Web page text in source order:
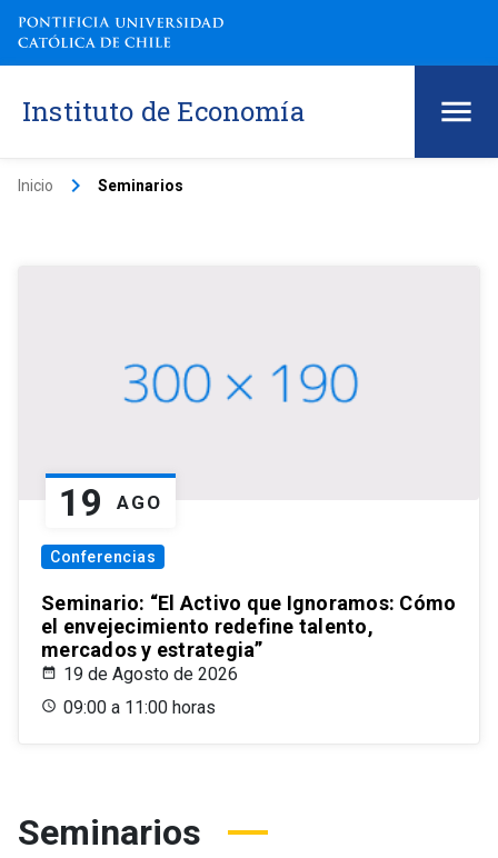
Instituto de Economía
Inicio keyboard_arrow_right Seminarios
19 AGO
Conferencias
Seminario: “El Activo que Ignoramos: Cómo
el envejecimiento redefine talento,
mercados y estrategia”
19 de Agosto de 2026
09:00 a 11:00 horas
Seminarios